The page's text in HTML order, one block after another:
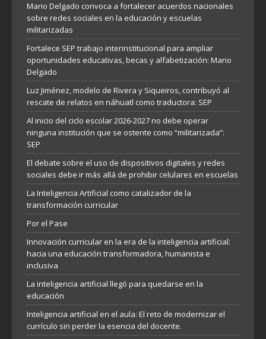
Mario Delgado convoca a fortalecer acuerdos nacionales
sobre redes sociales en la educación y escuelas
militarizadas
Fortalece SEP trabajo interinstitucional para ampliar
oportunidades educativas, becas y alfabetización: Mario
Delgado
Luz Jiménez, modelo de Rivera y Siqueiros, contribuyó al
rescate de relatos en náhuatl como traductora: SEP
Al inicio del ciclo escolar 2026-2027 no debe operar
ninguna institución que se ostente como “militarizada”:
SEP
El debate sobre el uso de dispositivos digitales y redes
sociales debe ir más allá de prohibir celulares en escuelas
La Inteligencia Artificial como catalizador de la
transformación curricular
Por el Pase
Innovación curricular en la era de la inteligencia artificial:
hacia una educación transformadora, humanista e
inclusiva
La inteligencia artificial llegó para quedarse en la
educación
Inteligencia artificial en el aula: El reto de modernizar el
currículo sin perder la esencia del docente.